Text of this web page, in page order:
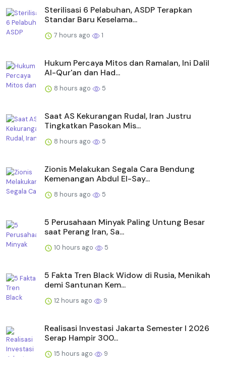
Sterilisasi 6 Pelabuhan, ASDP Terapkan
Standar Baru Keselama...
7 hours ago 1
Hukum Percaya Mitos dan Ramalan, Ini Dalil
Al-Qur'an dan Had...
8 hours ago 5
Saat AS Kekurangan Rudal, Iran Justru
Tingkatkan Pasokan Mis...
8 hours ago 5
Zionis Melakukan Segala Cara Bendung
Kemenangan Abdul El-Say...
8 hours ago 5
5 Perusahaan Minyak Paling Untung Besar
saat Perang Iran, Sa...
10 hours ago 5
5 Fakta Tren Black Widow di Rusia, Menikah
demi Santunan Kem...
12 hours ago 9
Realisasi Investasi Jakarta Semester I 2026
Serap Hampir 300...
15 hours ago 9